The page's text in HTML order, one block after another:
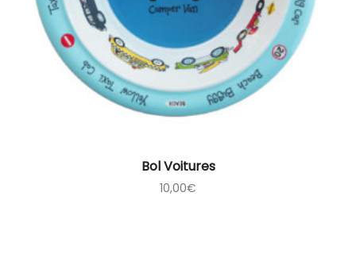
Bol Voitures
10,00€